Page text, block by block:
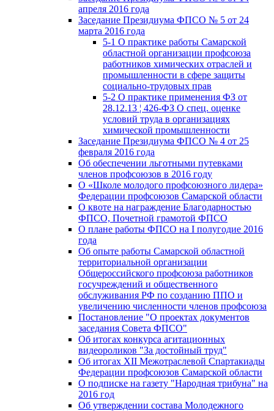
апреля 2016 года
Заседание Президиума ФПСО № 5 от 24
марта 2016 года
5-1 О практике работы Самарской
областной организации профсоюза
работников химических отраслей и
промышленности в сфере защиты
социально-трудовых прав
5-2 О практике применения ФЗ от
28.12.13 ¦ 426-ФЗ О спец. оценке
условий труда в организациях
химической промышленности
Заседание Президиума ФПСО № 4 от 25
февраля 2016 года
Об обеспечении льготными путевками
членов профсоюзов в 2016 году
О «Школе молодого профсоюзного лидера»
Федерации профсоюзов Самарской области
О квоте на награждение Благодарностью
ФПСО, Почетной грамотой ФПСО
О плане работы ФПСО на I полугодие 2016
года
Об опыте работы Самарской областной
территориальной организации
Общероссийского профсоюза работников
госучреждений и общественного
обслуживания РФ по созданию ППО и
увеличению численности членов профсоюза
Постановление "О проектах документов
заседания Совета ФПСО"
Об итогах конкурса агитационных
видеороликов "За достойный труд"
Об итогах XII Межотраслевой Спартакиады
Федерации профсоюзов Самарской области
О подписке на газету "Народная трибуна" на
2016 год
Об утверждении состава Молодежного